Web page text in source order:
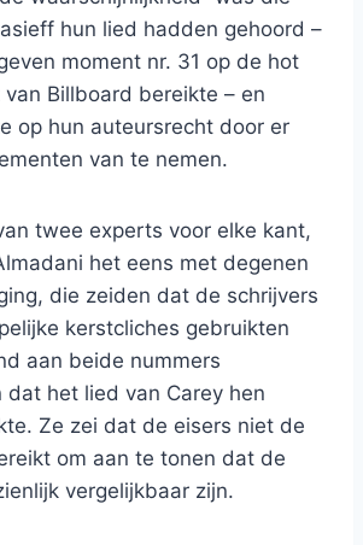
hun lied hadden gehoord –
moment nr. 31 op de hot
Billboard bereikte – en
op hun auteursrecht door er
van te nemen.
twee experts voor elke kant,
het eens met degenen
die zeiden dat de schrijvers
kerstcliches gebruikten
aan beide nummers
dat het lied van Carey hen
Ze zei dat de eisers niet de
om aan te tonen dat de
vergelijkbaar zijn.